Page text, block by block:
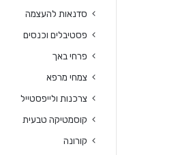
סדנאות להעצמה
פסטיבלים וכנסים
פרחי באך
צמחי מרפא
צרכנות ולייפסטייל
קוסמטיקה טבעית
קורונה